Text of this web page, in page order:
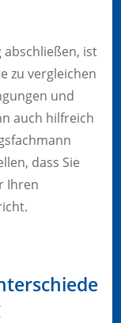
abschließen, ist
zu vergleichen
und
auch hilfreich
dass Sie
Ihren